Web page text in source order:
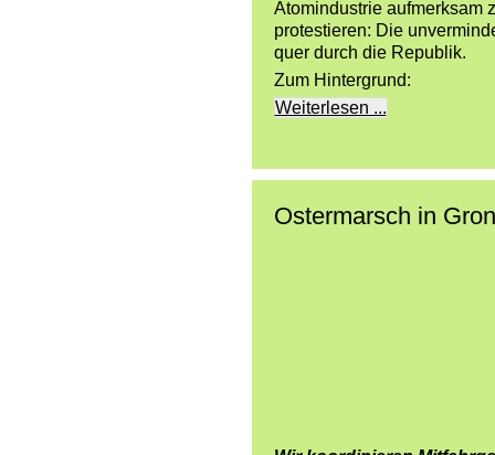
Atomindustrie aufmerksam
protestieren: Die
quer durch die Republik.
Zum Hintergrund:
Weiterlesen ...
Ostermarsch in